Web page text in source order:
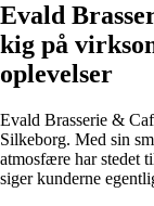
Evald
kig på
oplevelser
Evald Brasserie &
Silkeborg. Med sin
atmosfære har stedet
siger kunderne